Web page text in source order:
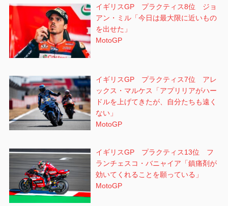
イギリスGP プラクティス8位 ジョ
アン・ミル「今日は最大限に近いもの
を出せた」
MotoGP
イギリスGP プラクティス7位 アレ
ックス・マルケス「アプリリアがハー
ドルを上げてきたが、自分たちも遠く
ない」
MotoGP
イギリスGP プラクティス13位 フ
ランチェスコ・バニャイア「鎮痛剤が
効いてくれることを願っている」
MotoGP